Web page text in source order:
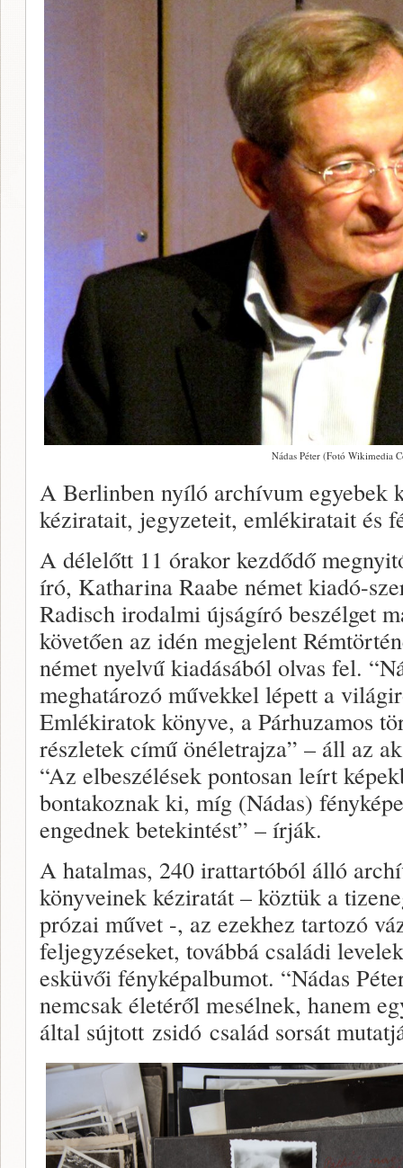
Nádas Péter (Fotó Wikimedia
A Berlinben nyíló archívum egyebek
kéziratait, jegyzeteit, emlékiratait és
A délelőtt 11 órakor kezdődő
író, Katharina Raabe német kiadó-
Radisch irodalmi újságíró beszélget
követően az idén megjelent
német nyelvű kiadásából olvas fel.
meghatározó művekkel lépett a
Emlékiratok könyve, a Párhuzamos
részletek című önéletrajza” – áll az
“Az elbeszélések pontosan leírt
bontakoznak ki, míg (Nádas)
engednek betekintést” – írják.
A hatalmas, 240 irattartóból álló
könyveinek kéziratát – köztük a
prózai művet -, az ezekhez tartozó
feljegyzéseket, továbbá családi
esküvői fényképalbumot. “Nádas
nemcsak életéről mesélnek, hanem
által sújtott zsidó család sorsát